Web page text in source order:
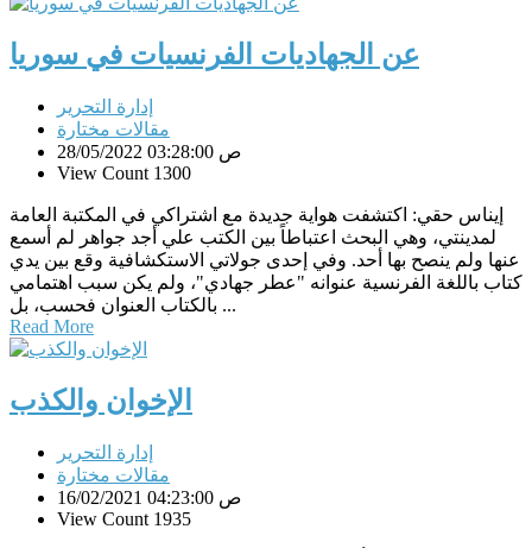
عن الجهاديات الفرنسيات في سوريا
إدارة التحرير
مقالات مختارة
28/05/2022 03:28:00 ص
View Count 1300
إيناس حقي: اكتشفت هواية جديدة مع اشتراكي في المكتبة العامة
لمدينتي، وهي البحث اعتباطاً بين الكتب علي أجد جواهر لم أسمع
عنها ولم ينصح بها أحد. وفي إحدى جولاتي الاستكشافية وقع بين يدي
كتاب باللغة الفرنسية عنوانه "عطر جهادي"، ولم يكن سبب اهتمامي
بالكتاب العنوان فحسب، بل ...
Read More
الإخوان والكذب
إدارة التحرير
مقالات مختارة
16/02/2021 04:23:00 ص
View Count 1935